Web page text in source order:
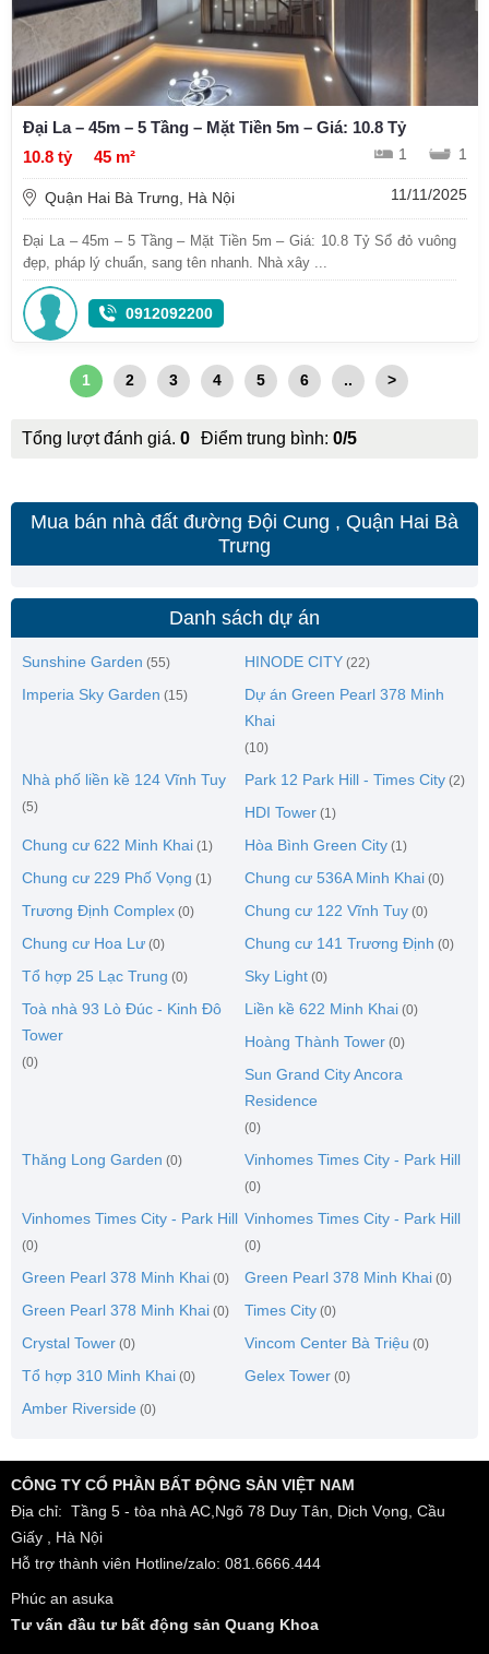
Đại La – 45m – 5 Tầng – Mặt Tiền 5m – Giá: 10.8 Tỷ
10.8 tỷ
45 m² 1 1
Quận Hai Bà Trưng, Hà Nội 11/11/2025
Đại La – 45m – 5 Tầng – Mặt Tiền 5m – Giá: 10.8 Tỷ Sổ đỏ vuông
đẹp, pháp lý chuẩn, sang tên nhanh. Nhà xây ...
0912092200
1 2 3 4 5 6 .. >
Tổng lượt đánh giá. 0 Điểm trung bình: 0/5
Mua bán nhà đất đường Đội Cung , Quận Hai Bà
Trưng
Danh sách dự án
Sunshine Garden (55) HINODE CITY (22)
Imperia Sky Garden (15)
Dự án Green Pearl 378 Minh
Khai
(10)
Nhà phố liền kề 124 Vĩnh Tuy
(5)
Park 12 Park Hill - Times City (2)
HDI Tower (1)
Chung cư 622 Minh Khai (1) Hòa Bình Green City (1)
Chung cư 229 Phố Vọng (1) Chung cư 536A Minh Khai (0)
Trương Định Complex (0) Chung cư 122 Vĩnh Tuy (0)
Chung cư Hoa Lư (0) Chung cư 141 Trương Định (0)
Tổ hợp 25 Lạc Trung (0) Sky Light (0)
Toà nhà 93 Lò Đúc - Kinh Đô
Tower
(0)
Liền kề 622 Minh Khai (0)
Hoàng Thành Tower (0)
Sun Grand City Ancora
Residence
(0)
Thăng Long Garden (0) Vinhomes Times City - Park Hill
(0)
Vinhomes Times City - Park Hill
(0)
Vinhomes Times City - Park Hill
(0)
Green Pearl 378 Minh Khai (0) Green Pearl 378 Minh Khai (0)
Green Pearl 378 Minh Khai (0) Times City (0)
Crystal Tower (0) Vincom Center Bà Triệu (0)
Tổ hợp 310 Minh Khai (0) Gelex Tower (0)
Amber Riverside (0)
CÔNG TY CỔ PHẦN BẤT ĐỘNG SẢN VIỆT NAM
Địa chỉ: Tầng 5 - tòa nhà AC,Ngõ 78 Duy Tân, Dịch Vọng, Cầu
Giấy , Hà Nội
Hỗ trợ thành viên Hotline/zalo: 081.6666.444
Phúc an asuka
Tư vấn đầu tư bất động sản Quang Khoa